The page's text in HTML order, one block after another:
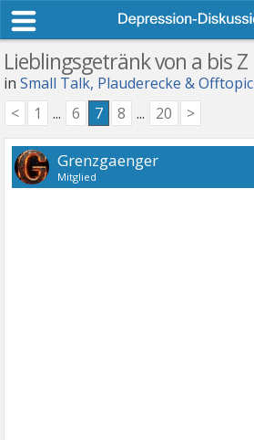
Lieblingsgetränk von a bis Z
inSmall Talk, Plauderecke & Offtopic
< 1 ... 6 7 8 ... 20 >
Grenzgaenger
Mitglied